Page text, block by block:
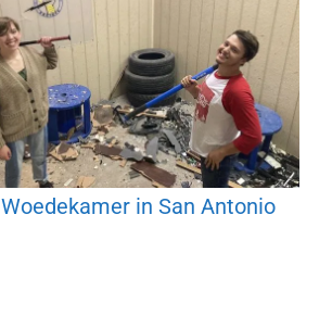
Woedekamer in San Antonio